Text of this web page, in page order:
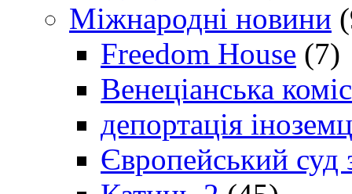
Міжнародні новини
Freedom House (7)
Венеціанська
депортація
Європейський